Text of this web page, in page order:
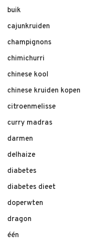
buik
cajunkruiden
champignons
chimichurri
chinese kool
chinese kruiden kopen
citroenmelisse
curry madras
darmen
delhaize
diabetes
diabetes dieet
doperwten
dragon
één